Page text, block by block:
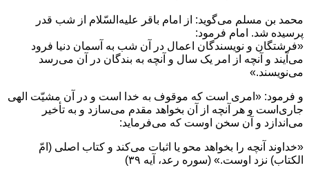
محمد بن مسلم می‌گوید: از امام باقر علیه‌السّلام از شب قدر
پرسیده شد. امام فرمود:
«فرشتگان و نویسندگان اعمال در آن شب به آسمان دنیا فرود
می‌آیند و آنچه از امر یک سال و آنچه به بندگان در آن می‌رسد
می‌نویسند.»
و فرمود: «امری است که موقوف به خدا است و در آن مشیّت الهی
جاری‌است و هر آنچه از آن بخواهد مقدم می‌سازد و به تأخیر
می‌اندازد و آن سخن اوست که می‌فرماید:
«خداوند آنچه را بخواهد محو یا اثبات می‌کند و کتاب اصلی (امّ
الکتاب) نزد اوست.» (سوره رعد، آیه ۳۹)